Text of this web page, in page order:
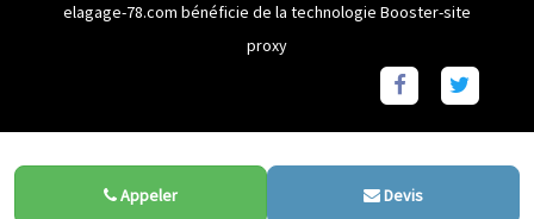
Appeler Devis
elagage-78.com bénéficie de la technologie Booster-site
proxy